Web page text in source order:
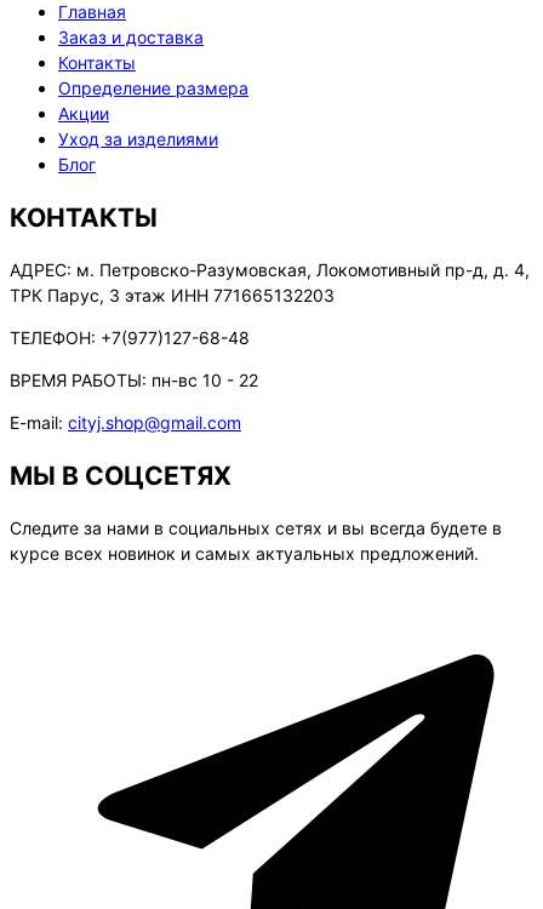
Главная
Заказ и доставка
Контакты
Определение размера
Акции
Уход за изделиями
Блог
КОНТАКТЫ
АДРЕС: м. Петровско-Разумовская, Локомотивный пр-д, д. 4,
ТРК Парус, 3 этаж ИНН 771665132203
ТЕЛЕФОН: +7(977)127-68-48
ВРЕМЯ РАБОТЫ: пн-вс 10 - 22
E-mail: cityj.shop@gmail.com
МЫ В СОЦСЕТЯХ
Следите за нами в социальных сетях и вы всегда будете в
курсе всех новинок и самых актуальных предложений.